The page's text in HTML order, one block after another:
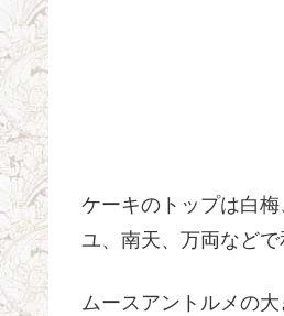
ケーキのトップは白
ユ、南天、万両などで
ムースアントルメの